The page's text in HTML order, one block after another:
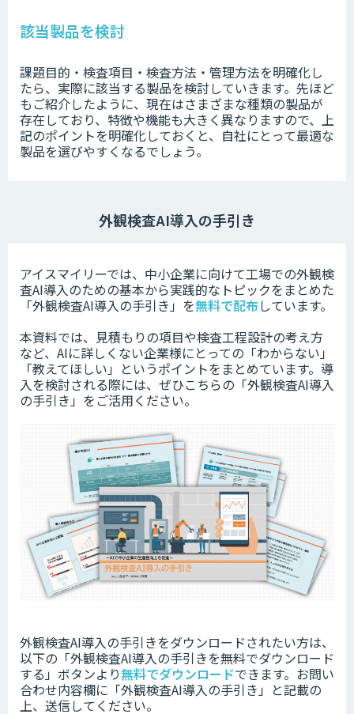
該当製品を検討
課題目的・検査項目・検査方法・管理方法を明確化し
たら、実際に該当する製品を検討していきます。先ほど
もご紹介したように、現在はさまざまな種類の製品が
存在しており、特徴や機能も大きく異なりますので、上
記のポイントを明確化しておくと、自社にとって最適な
製品を選びやすくなるでしょう。
外観検査AI導入の手引き
アイスマイリーでは、中小企業に向けて工場での外観検
査AI導入のための基本から実践的なトピックをまとめた
「外観検査AI導入の手引き」を無料で配布しています。
本資料では、見積もりの項目や検査工程設計の考え方
など、AIに詳しくない企業様にとっての「わからない」
「教えてほしい」というポイントをまとめています。 導
入を検討される際には、ぜひこちらの「外観検査AI導入
の手引き」をご活用ください。
外観検査AI導入の手引きをダウンロードされたい方は、
以下の「外観検査AI導入の手引きを無料でダウンロード
する」ボタンより無料でダウンロードできます。 お問い
合わせ内容欄に「外観検査AI導入の手引き」と記載の
上、送信してください。